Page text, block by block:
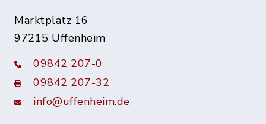
Marktplatz 16
97215 Uffenheim
09842 207-0
09842 207-32
info@uffenheim.de